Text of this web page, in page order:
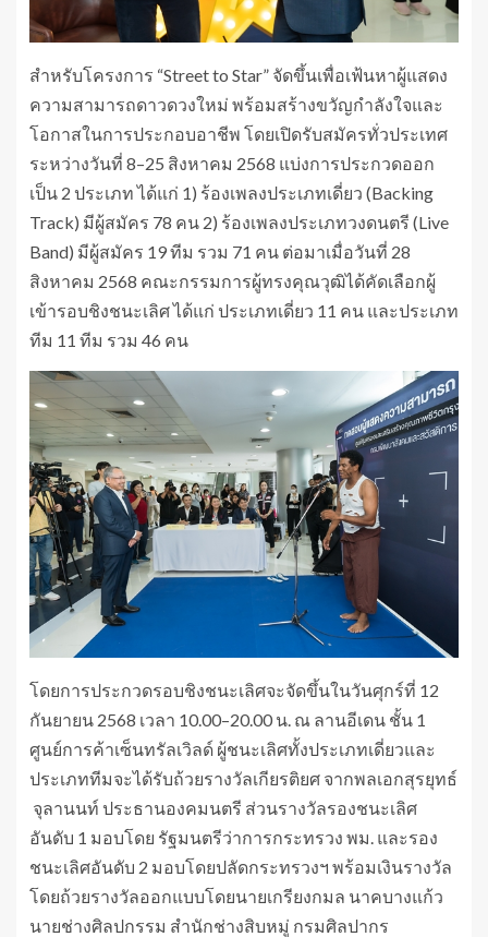
สำหรับโครงการ “Street to Star” จัดขึ้นเพื่อเฟ้นหาผู้แสดง
ความสามารถดาวดวงใหม่ พร้อมสร้างขวัญกำลังใจและ
โอกาสในการประกอบอาชีพ โดยเปิดรับสมัครทั่วประเทศ
ระหว่างวันที่ 8–25 สิงหาคม 2568 แบ่งการประกวดออก
เป็น 2 ประเภท ได้แก่ 1) ร้องเพลงประเภทเดี่ยว (Backing
Track) มีผู้สมัคร 78 คน 2) ร้องเพลงประเภทวงดนตรี (Live
Band) มีผู้สมัคร 19 ทีม รวม 71 คน ต่อมาเมื่อวันที่ 28
สิงหาคม 2568 คณะกรรมการผู้ทรงคุณวุฒิได้คัดเลือกผู้
เข้ารอบชิงชนะเลิศ ได้แก่ ประเภทเดี่ยว 11 คน และประเภท
ทีม 11 ทีม รวม 46 คน
โดยการประกวดรอบชิงชนะเลิศจะจัดขึ้นในวันศุกร์ที่ 12
กันยายน 2568 เวลา 10.00–20.00 น. ณ ลานอีเดน ชั้น 1
ศูนย์การค้าเซ็นทรัลเวิลด์ ผู้ชนะเลิศทั้งประเภทเดี่ยวและ
ประเภททีมจะได้รับถ้วยรางวัลเกียรติยศ จากพลเอกสุรยุทธ์
จุลานนท์ ประธานองคมนตรี ส่วนรางวัลรองชนะเลิศ
อันดับ 1 มอบโดย รัฐมนตรีว่าการกระทรวง พม. และรอง
ชนะเลิศอันดับ 2 มอบโดยปลัดกระทรวงฯ พร้อมเงินรางวัล
โดยถ้วยรางวัลออกแบบโดยนายเกรียงกมล นาคบางแก้ว
นายช่างศิลปกรรม สำนักช่างสิบหมู่ กรมศิลปากร